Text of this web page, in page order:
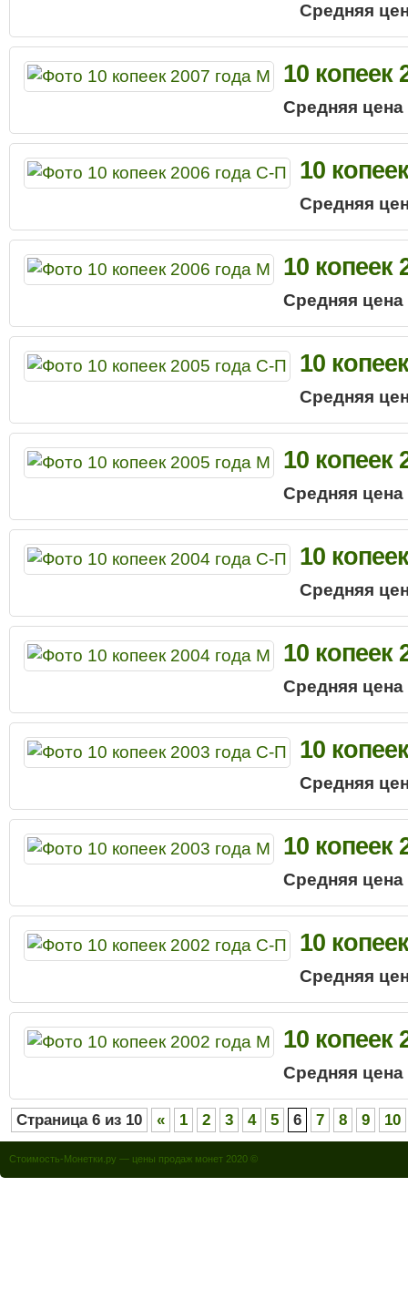
Средняя
10 копеек
Средняя
10
Средняя
10 копеек
Средняя
10
Средняя
10 копеек
Средняя
10
Средняя
10 копеек
Средняя
10
Средняя
10 копеек
Средняя
10
Средняя
10 копеек
Средняя
Страница 6 из 10 « 1 2 3 4 5 6 7 8 9 10
Стоимость-Монетки.ру — цены продаж монет 2020 ©